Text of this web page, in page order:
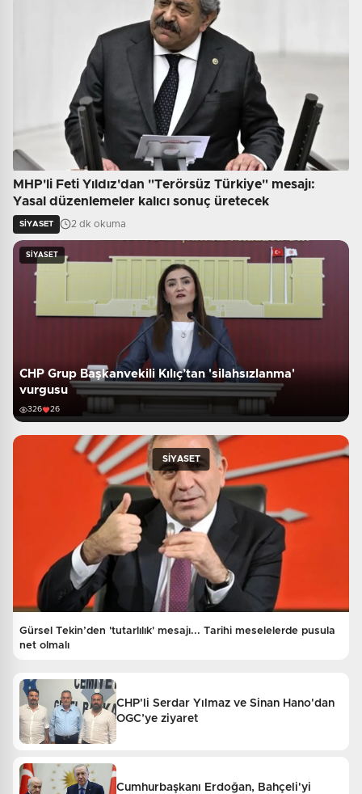
MHP'li Feti Yıldız'dan "Terörsüz Türkiye" mesajı:
Yasal düzenlemeler kalıcı sonuç üretecek
SİYASET 2 dk okuma
SİYASET
CHP Grup Başkanvekili Kılıç’tan 'silahsızlanma'
vurgusu
326 26
SİYASET
Gürsel Tekin’den 'tutarlılık' mesajı... Tarihi meselelerde pusula
net olmalı
CHP'li Serdar Yılmaz ve Sinan Hano'dan
OGC’ye ziyaret
Cumhurbaşkanı Erdoğan, Bahçeli'yi